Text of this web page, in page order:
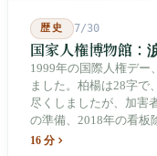
歴史 7/30
国家人権博物館：
1999年の国際人権デー
ました。柏楊は28字で
尽くしましたが、加害
の準備、2018年の看板
て、自らが行ったこと
16 分